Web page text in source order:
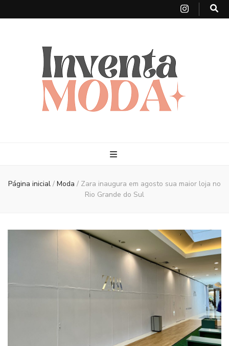
Página inicial / Moda / Zara inaugura em agosto sua maior loja no
Rio Grande do Sul